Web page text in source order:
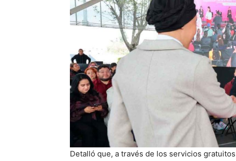
Detalló que, a través de los servicios